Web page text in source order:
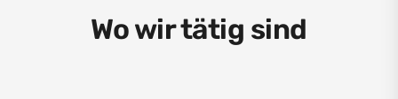
Wo wir tätig sind